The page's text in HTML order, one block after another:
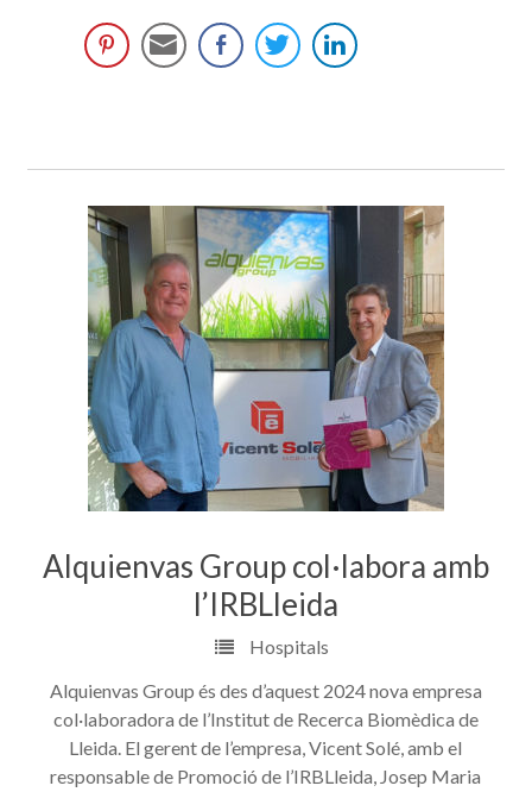
Alquienvas Group col·labora amb
l’IRBLleida
Hospitals
Alquienvas Group és des d’aquest 2024 nova empresa
col·laboradora de l’Institut de Recerca Biomèdica de
Lleida. El gerent de l’empresa, Vicent Solé, amb el
responsable de Promoció de l’IRBLleida, Josep Maria